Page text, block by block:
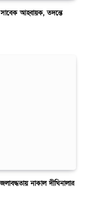
আহ্বায়ক, তদন্তে
নাকাল দীঘিনালার